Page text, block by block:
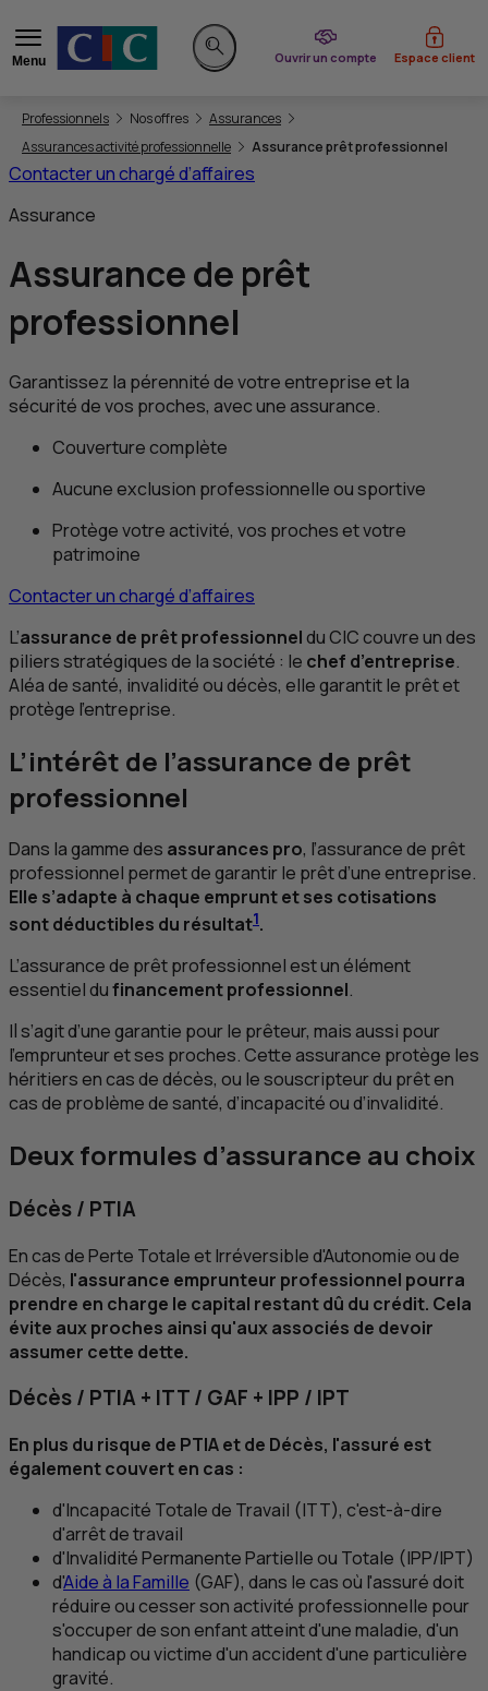
Menu
Rechercher sur le site
Ouvrir un compte
du CIC Espace client
Vous êtes ici:
Professionnels Nos offres
Assurances
Assurances activité professionnelle
Assurance prêt professionnel
Contacter un chargé d’affaires
Assurance
Assurance de prêt
professionnel
Garantissez la pérennité de votre entreprise et la
sécurité de vos proches, avec une assurance.
Couverture complète
Aucune exclusion professionnelle ou sportive
Protège votre activité, vos proches et votre
patrimoine
Contacter un chargé d’affaires
L’assurance de prêt professionnelduCICcouvre un des
piliers stratégiques de la société : le chef d’entreprise.
Aléa de santé, invalidité ou décès, elle garantit le prêt et
protège l’entreprise.
L’intérêt de l’assurance de prêt
professionnel
Dans la gamme des assurances pro, l’assurance de prêt
professionnel permet de garantir le prêt d’une entreprise.
Elle s’adapte à chaque emprunt et ses cotisations
sont déductibles du résultat1.
L’assurance de prêt professionnel est un élément
essentiel dufinancement professionnel.
Il s’agit d’une garantie pour le prêteur, mais aussi pour
l’emprunteur et ses proches. Cette assurance protège les
héritiers en cas de décès, ou le souscripteur du prêt en
cas de problème de santé, d’incapacité ou d’invalidité.
Deux formules d’assurance au choix
Décès / PTIA
En cas de Perte Totale et Irréversible d'Autonomie ou de
Décès, l'assurance emprunteur professionnel pourra
prendre en charge le capital restant dû du crédit. Cela
évite aux proches ainsi qu'aux associés de devoir
assumer cette dette.
Décès / PTIA + ITT/ GAF + IPP / IPT
En plus du risque de PTIAet de Décès, l'assuré est
également couvert en cas :
d'Incapacité Totale de Travail (ITT), c'est-à-dire
d'arrêt de travail
d'Invalidité Permanente Partielle ou Totale (IPP/IPT)
d'Aide à la Famille (GAF), dans le cas où l'assuré doit
réduire ou cesser son activité professionnelle pour
s'occuper de son enfant atteint d'une maladie, d'un
handicap ou victime d'un accident d'une particulière
gravité.